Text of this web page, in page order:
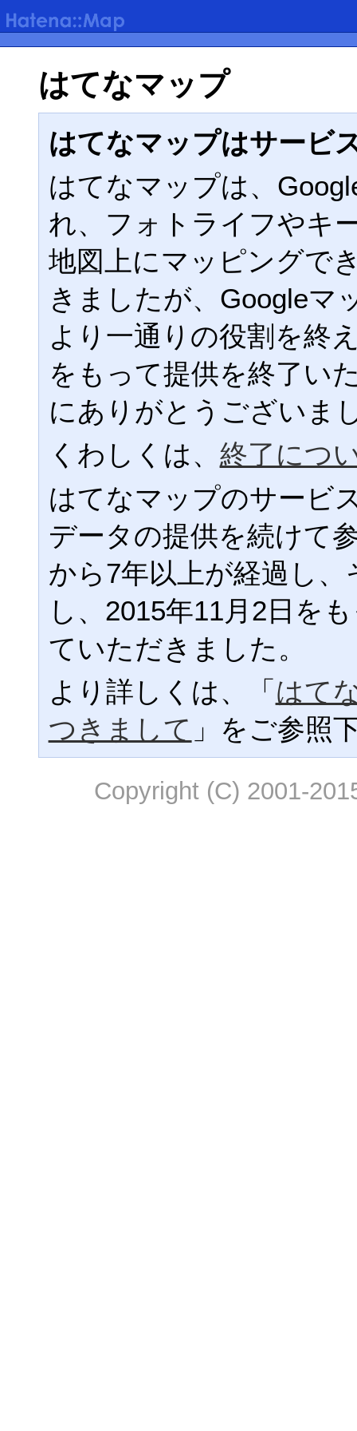
はてなマップ
はてなマップはサービ
はてなマップは、
れ、フォトライフやキ
地図上にマッピングで
きましたが、Googleマ
より一通りの役割を終
をもって提供を終了い
にありがとうございま
くわしくは、 終了につ
はてなマップのサービ
データの提供を続けて
から7年以上が経過し
し、2015年11月2日を
ていただきました。
より詳しくは、「 はて
つきまして 」をご参照
Copyright (C) 2001-